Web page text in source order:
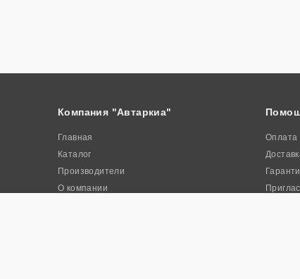
Компания "Автаркиа"
Главная
Каталог
Производители
О компании
Оплата